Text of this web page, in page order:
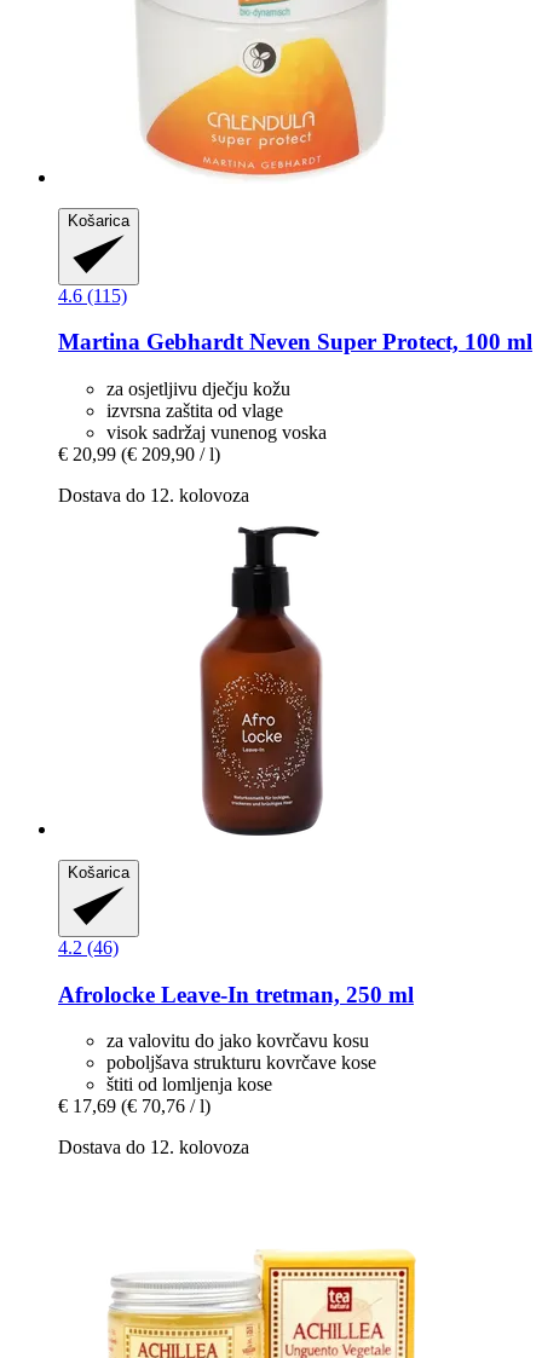
Košarica
4.6 (115)
Martina GebhardtNeven Super Protect, 100 ml
za osjetljivu dječju kožu
izvrsna zaštita od vlage
visok sadržaj vunenog voska
€ 20,99 (€ 209,90 / l)
Dostava do 12. kolovoza
Košarica
4.2 (46)
Afrolocke Leave-​In tretman, 250 ml
za valovitu do jako kovrčavu kosu
poboljšava strukturu kovrčave kose
štiti od lomljenja kose
€ 17,69 (€ 70,76 / l)
Dostava do 12. kolovoza